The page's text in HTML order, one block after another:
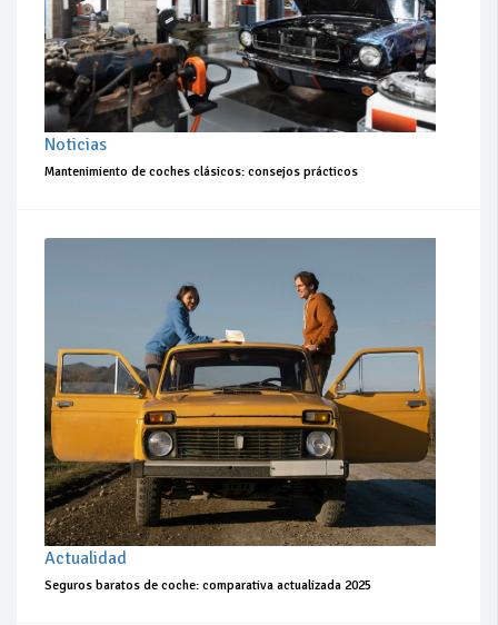
Noticias
Mantenimiento de coches clásicos: consejos prácticos
Actualidad
Seguros baratos de coche: comparativa actualizada 2025